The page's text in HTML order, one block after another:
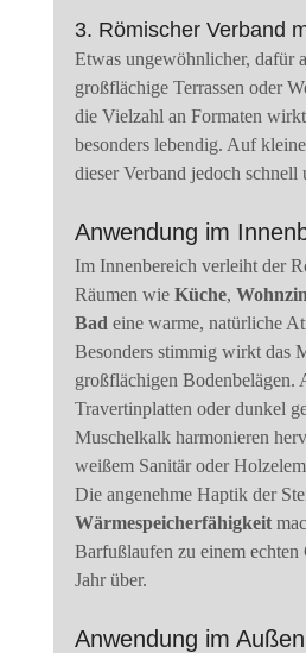
3. Römischer Verband
Etwas ungewöhnlicher, dafür
großflächige Terrassen oder
die Vielzahl an Formaten
besonders lebendig. Auf
dieser Verband jedoch schnell
Anwendung im
Im Innenbereich verleiht der
Räumen wie Küche,
Bad eine warme, natürliche
Besonders stimmig wirkt das
großflächigen Bodenbelägen.
Travertinplatten oder dunkel
Muschelkalk harmonieren
weißem Sanitär oder
Die angenehme Haptik der
Wärmespeicherfähigkeit
Barfußlaufen zu einem echten
Jahr über.
Anwendung im